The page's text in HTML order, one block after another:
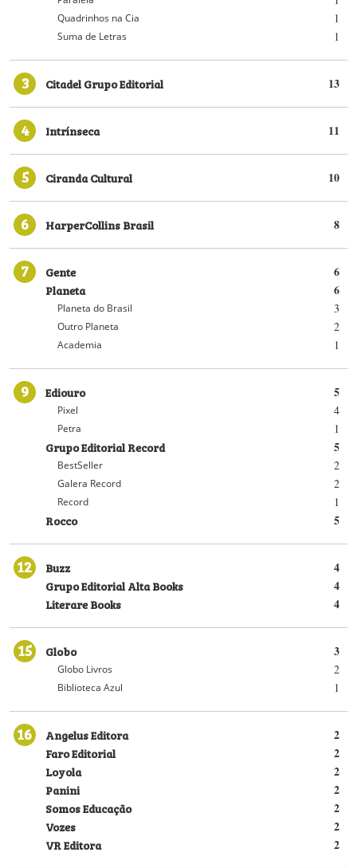
1
Quadrinhos na Cia
1
Suma de Letras
3 13
Citadel Grupo Editorial
4 11
Intrínseca
5 10
Ciranda Cultural
6 8
HarperCollins Brasil
7 6
Gente
6
Planeta
3
Planeta do Brasil
2
Outro Planeta
1
Academia
9 5
Ediouro
4
Pixel
1
Petra
5
Grupo Editorial Record
2
BestSeller
2
Galera Record
1
Record
5
Rocco
12 4
Buzz
4
Grupo Editorial Alta Books
4
Literare Books
15 3
Globo
2
Globo Livros
1
Biblioteca Azul
16 2
Angelus Editora
2
Faro Editorial
2
Loyola
2
Panini
2
Somos Educação
2
Vozes
2
VR Editora